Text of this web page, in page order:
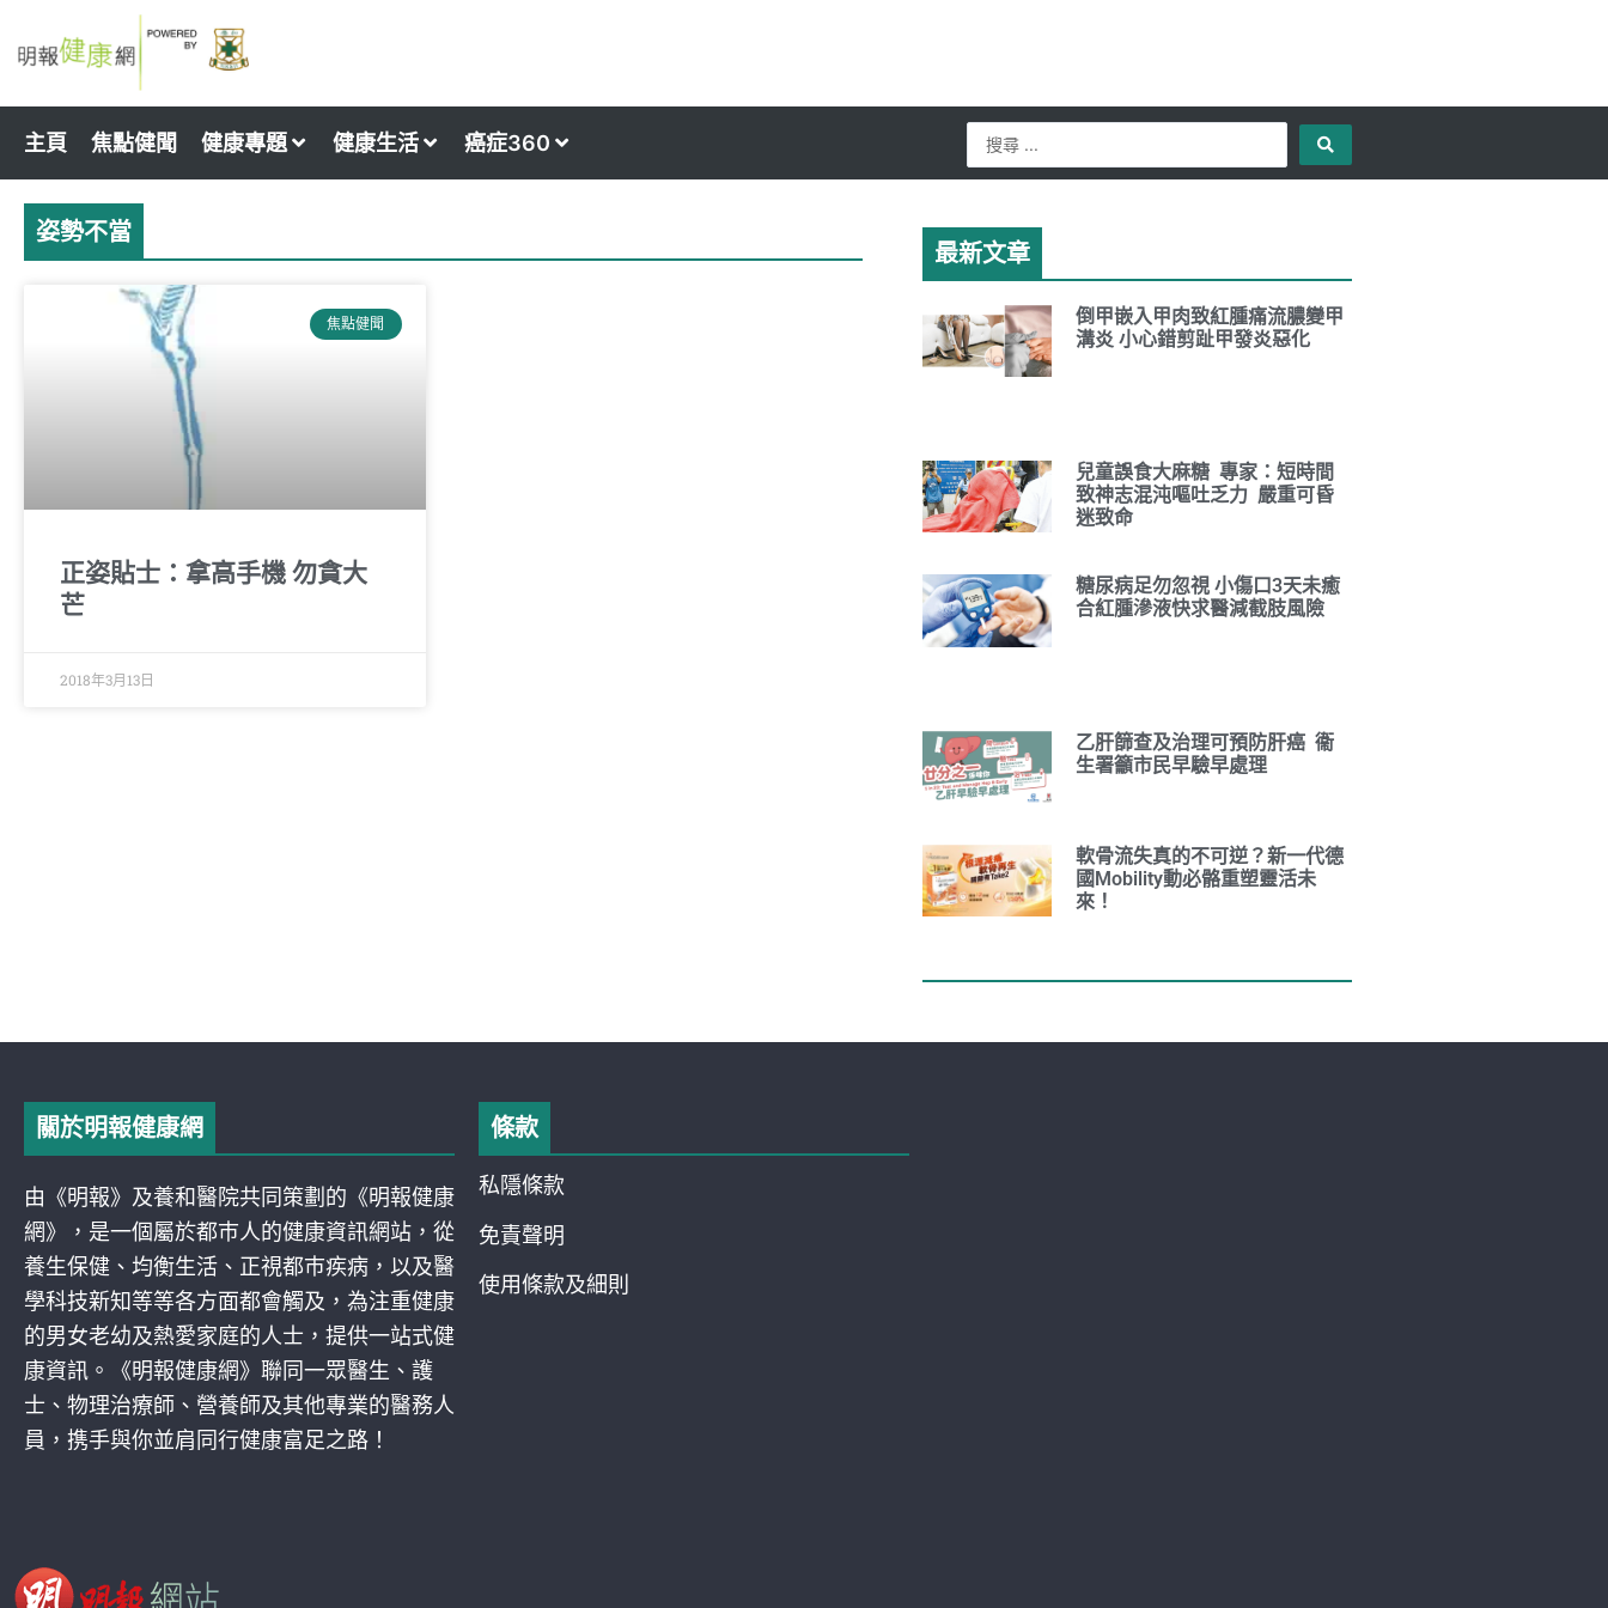
to
主頁 焦點健聞 健康專題 健康生活 癌症360
Search
...
姿勢不當
焦點健聞
正姿貼士：拿高手機 勿貪大
芒
2018年3月13日
最新文章
倒甲嵌入甲肉致紅腫痛流膿變甲
溝炎 小心錯剪趾甲發炎惡化
兒童誤食大麻糖 專家：短時間
致神志混沌嘔吐乏力 嚴重可昏
迷致命
糖尿病足勿忽視 小傷口3天未癒
合紅腫滲液快求醫減截肢風險
乙肝篩查及治理可預防肝癌 衞
生署籲市民早驗早處理
軟骨流失真的不可逆？新一代德
國Mobility動必骼重塑靈活未
來！
關於明報健康網
由《明報》及養和醫院共同策劃的《明報健康
網》，是一個屬於都巿人的健康資訊網站，從
養生保健、均衡生活、正視都巿疾病，以及醫
學科技新知等等各方面都會觸及，為注重健康
的男女老幼及熱愛家庭的人士，提供一站式健
康資訊。《明報健康網》聯同一眾醫生、護
士、物理治療師、營養師及其他專業的醫務人
員，携手與你並肩同行健康富足之路！
條款
私隱條款
免責聲明
使用條款及細則